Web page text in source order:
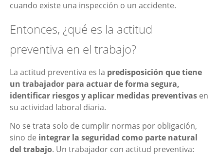
cuando existe una inspección o un accidente.
Entonces, ¿qué es la actitud
preventiva en el trabajo?
La actitud preventiva es la predisposición que tiene
un trabajador para actuar de forma segura,
identificar riesgos y aplicar medidas preventivas en
su actividad laboral diaria.
No se trata solo de cumplir normas por obligación,
sino de integrar la seguridad como parte natural
del trabajo. Un trabajador con actitud preventiva: